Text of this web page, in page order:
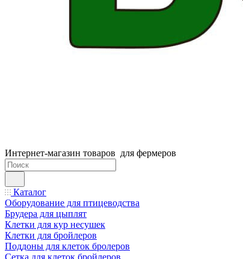
Интернет-магазин товаров для фермеров
Каталог
Оборудование для птицеводства
Брудера для цыплят
Клетки для кур несушек
Клетки для бройлеров
Поддоны для клеток бролеров
Сетка для клеток бройлеров